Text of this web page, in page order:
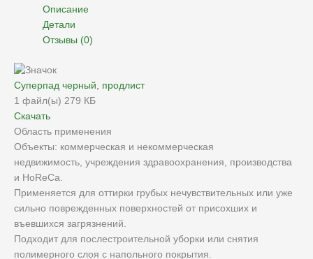
Описание
Детали
Отзывы (0)
Суперпад черный, продлист
1 файл(ы) 279 КБ
Скачать
Область применения
Объекты: коммерческая и некоммерческая
недвижимость, учреждения здравоохранения, производства
и HoReCa.
Применяется для оттирки грубых нечувствительных или уже
сильно поврежденных поверхностей от присохших и
въевшихся загрязнений.
Подходит для послестроительной уборки или снятия
полимерного слоя с напольного покрытия.